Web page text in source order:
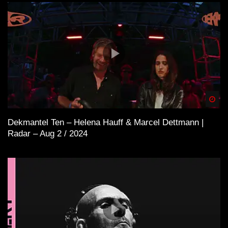
Dekmantel Ten – Helena Hauff & Marcel Dettmann |
Radar – Aug 2 / 2024